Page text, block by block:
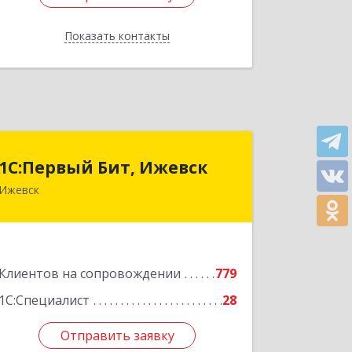
Показать контакты
Назад
1С:Первый Бит, Ижевск
Ижевск
Клиентов на сопровождении
779
1С:Специалист
28
Отправить заявку
1С:Первый Бит, Ижевск
426008, Удмуртская Респ, Ижевск г,
Отправить заявку